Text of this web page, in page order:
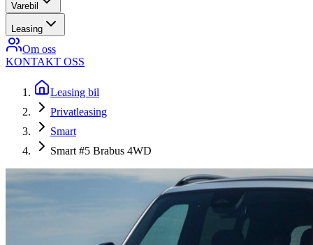
Varebil
Leasing
Om oss
KONTAKT OSS
Leasing bil
Privatleasing
Smart
Smart #5 Brabus 4WD